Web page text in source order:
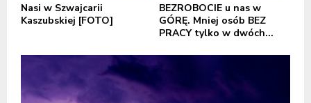
Nasi w Szwajcarii
Kaszubskiej [FOTO]
BEZROBOCIE u nas w
GÓRĘ. Mniej osób BEZ
PRACY tylko w dwóch...